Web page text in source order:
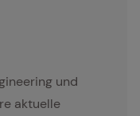
und
aktuelle